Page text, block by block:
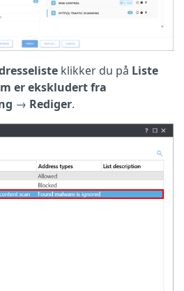
klikker du på Liste
er ekskludert fra
→ Rediger.